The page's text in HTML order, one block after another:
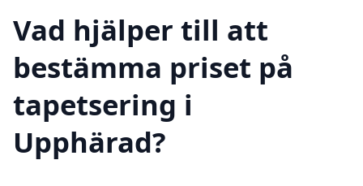
Vad hjälper till att
bestämma priset på
tapetsering i
Upphärad?